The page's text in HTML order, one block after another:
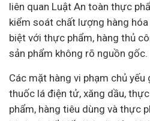
liên quan Luật An toàn thực
kiểm soát chất lượng hàng hóa
biệt với thực phẩm, hàng thủ
sản phẩm không rõ nguồn gốc.
Các mặt hàng vi phạm chủ yếu
thuốc lá điện tử, xăng dầu,
phẩm, hàng tiêu dùng và thực